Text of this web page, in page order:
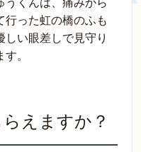
うくんは、痛みから
行った虹の橋のふも
しい眼差しで見守り
。
えますか？